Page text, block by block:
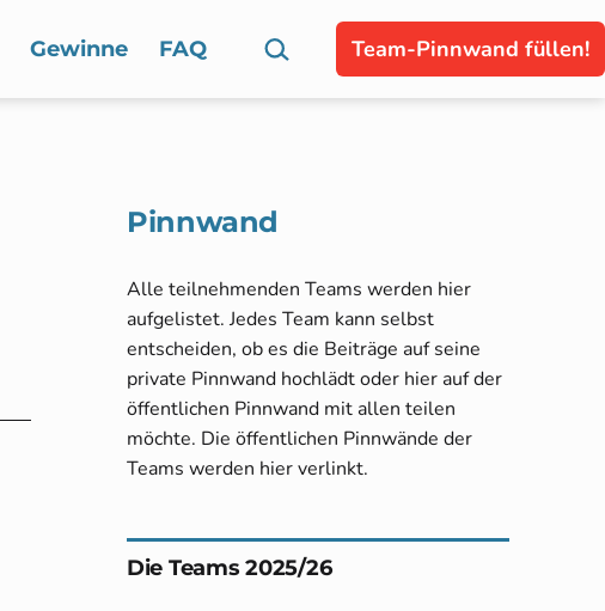
Gewinne FAQ Suchen … Team-Pinnwand füllen!
Pinnwand
Alle teilnehmenden Teams werden hier
aufgelistet. Jedes Team kann selbst
entscheiden, ob es die Beiträge auf seine
private Pinnwand hochlädt oder hier auf der
öffentlichen Pinnwand mit allen teilen
möchte. Die öffentlichen Pinnwände der
Teams werden hier verlinkt.
Die Teams 2025/26